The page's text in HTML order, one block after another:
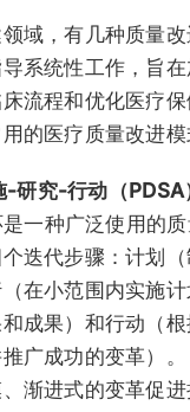
域，有几种质量
系统性工作，旨
流程和优化医疗
的医疗质量改进模
-研究-行动（PDSA
一种广泛使用的
迭代步骤：计划
在小范围内实施
和成果）和行动（
广成功的变革）
渐进式的变革促